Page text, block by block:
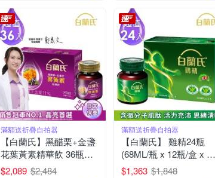
滿額送折疊自拍器
【白蘭氏】黑醋栗+金盞
花葉黃素精華飲 36瓶組
(60ml x 6入 x 6組)
$2,089 $2,484
滿額送折疊自拍器
【白蘭氏】 雞精24瓶
(68ML/瓶 x 12瓶/盒 x 2
盒)
$1,363 $1,848